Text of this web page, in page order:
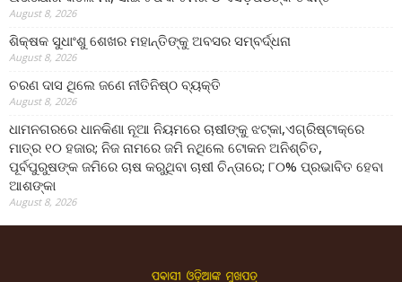
August 8, 2026
ଶିକ୍ଷକ ସୁଧାଂଶୁ ଶେଖର ମହାନ୍ତିଙ୍କୁ ଅବସର ସମ୍ବର୍ଦ୍ଧନା
August 8, 2026
ଚରଣ ଦାସ ଥିଲେ ଜଣେ ନୀତିନିଷ୍ଠ ବ୍ୟକ୍ତି
August 8, 2026
ଧାମନଗରରେ ଧାନକିଣା ନୂଆ ନିୟମରେ ଚାଷୀଙ୍କୁ ଝଟ୍‌କା,ଏଗ୍ରିଷ୍ଟାକ୍‌ରେ
ମାତ୍ର ୧୦ ହଜାର; ନିଜ ନାମରେ ଜମି ନଥିଲେ ଟୋକନ ଅନିଶ୍ଚିତ,
ପୂର୍ବପୁରୁଷଙ୍କ ଜମିରେ ଚାଷ କରୁଥିବା ଚାଷୀ ଚିନ୍ତାରେ; ୮୦% ପ୍ରଭାବିତ ହେବା
ଆଶଙ୍କା
August 8, 2026